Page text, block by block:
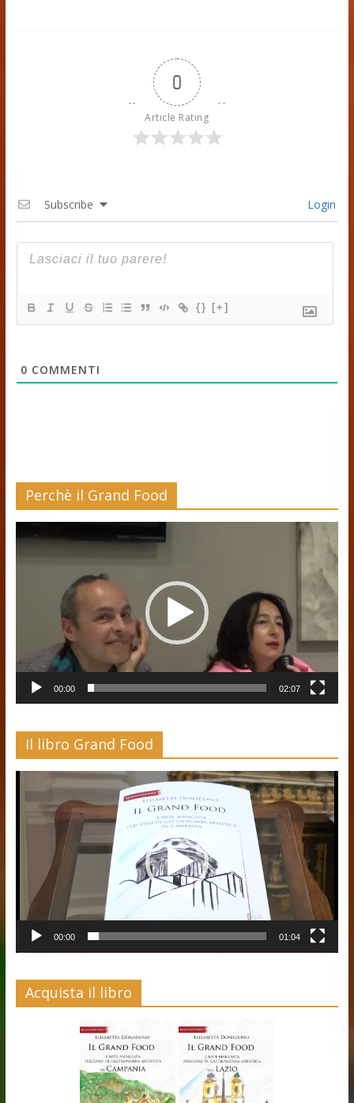
0
Article Rating
Subscribe Login
{} [+]
0 COMMENTI
Perchè il Grand Food
Player
00:00 02:07
Il libro Grand Food
Player
00:00 01:04
Acquista il libro